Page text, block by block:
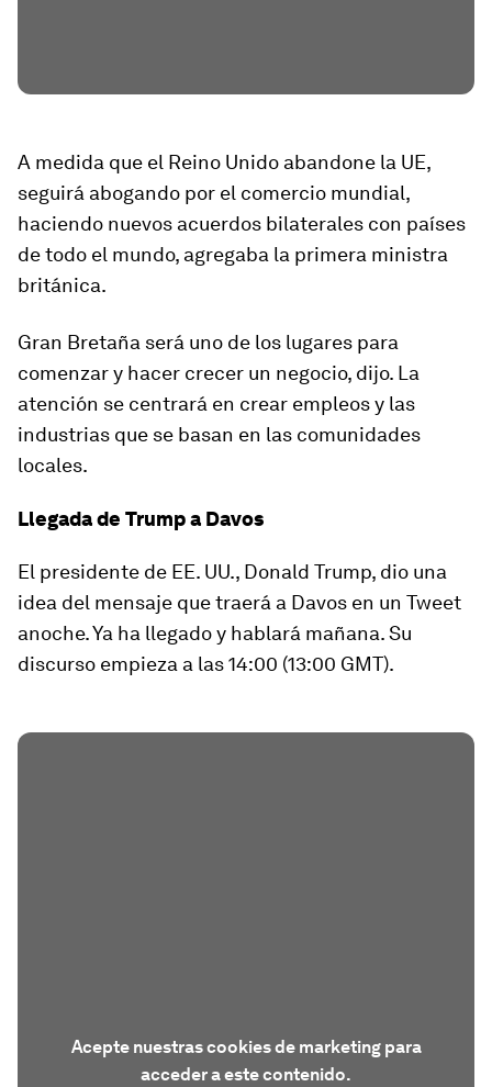
A medida que el Reino Unido abandone la UE,
seguirá abogando por el comercio mundial,
haciendo nuevos acuerdos bilaterales con países
de todo el mundo, agregaba la primera ministra
británica.
Gran Bretaña será uno de los lugares para
comenzar y hacer crecer un negocio, dijo. La
atención se centrará en crear empleos y las
industrias que se basan en las comunidades
locales.
Llegada de Trump a Davos
El presidente de EE. UU., Donald Trump, dio una
idea del mensaje que traerá a Davos en un Tweet
anoche. Ya ha llegado y hablará mañana. Su
discurso empieza a las 14:00 (13:00 GMT).
Acepte nuestras cookies de marketing para
acceder a este contenido.